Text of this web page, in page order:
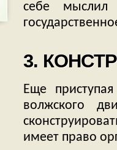
себе мыслил
3.
Еще
волжского
имеет право